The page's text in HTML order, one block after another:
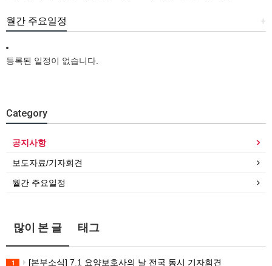
+
월간 주요일정
등록된 일정이 없습니다.
Category
공지사항
보도자료/기자회견
월간 주요일정
많이 본 글 태그
1 [본부소식] 7.1 요양보호사의 날 전국 동시 기자회견